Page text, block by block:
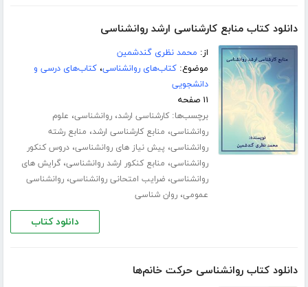
دانلود کتاب منابع کارشناسی ارشد روانشناسی
از: محمد نظری گندشمین
موضوع:کتاب‌های روانشناسی،کتاب‌های درسی و
دانشجویی
۱۱ صفحه
برچسب‌ها:کارشناسی ارشد،روانشناسی، علوم
روانشناسی، منابع کارشناسی ارشد، منابع رشته
روانشناسی، پیش نیاز های روانشناسی،دروس کنکور
روانشناسی، منابع کنکور ارشد روانشناسی،گرایش های
روانشناسی،ضرایب امتحانی روانشناسی،روانشناسی
عمومی،روان شناسی
دانلود کتاب
دانلود کتاب روانشناسی حرکت خانم‌ها